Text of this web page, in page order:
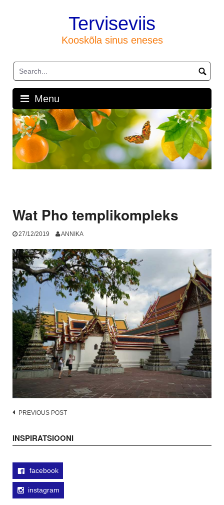
Terviseviis
Kooskõla sinus eneses
Menu
Wat Pho templikompleks
27/12/2019 ANNIKA
Post
PREVIOUS POST
INSPIRATSIOONI
facebook
instagram